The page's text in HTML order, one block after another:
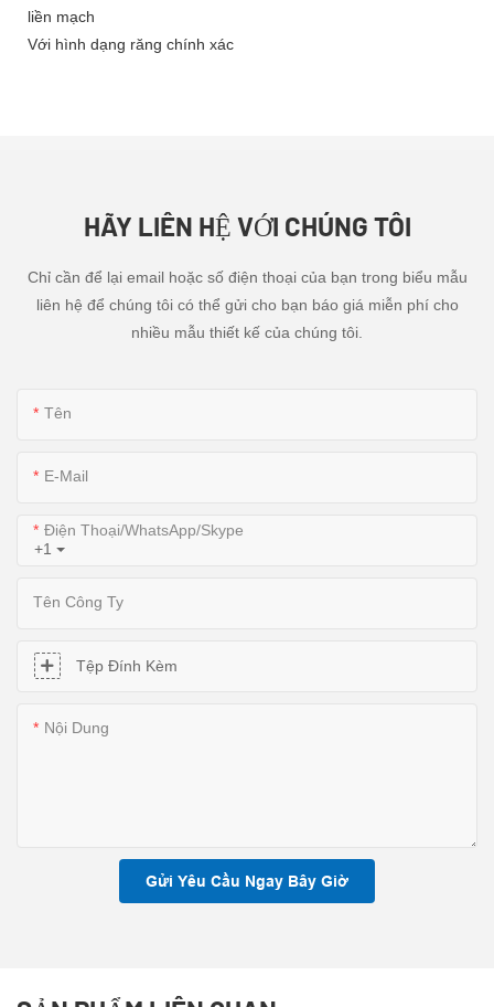
liền mạch
Với hình dạng răng chính xác
HÃY LIÊN HỆ VỚI CHÚNG TÔI
Chỉ cần để lại email hoặc số điện thoại của bạn trong biểu mẫu
liên hệ để chúng tôi có thể gửi cho bạn báo giá miễn phí cho
nhiều mẫu thiết kế của chúng tôi.
Tên
E-Mail
+1
Điện Thoại/WhatsApp/Skype
Tên Công Ty
Tệp Đính Kèm
Nội Dung
Gửi Yêu Cầu Ngay Bây Giờ